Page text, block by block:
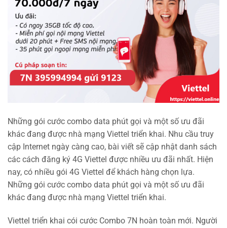
Những gói cước combo data phút gọi và một số ưu đãi
khác đang được nhà mạng Viettel triển khai. Nhu cầu truy
cập Internet ngày càng cao, bài viết sẽ cập nhật danh sách
các cách đăng ký 4G Viettel được nhiều ưu đãi nhất. Hiện
nay, có nhiều gói 4G Viettel để khách hàng chọn lựa.
Những gói cước combo data phút gọi và một số ưu đãi
khác đang được nhà mạng Viettel triển khai.
Viettel triển khai cói cước Combo 7N hoàn toàn mới. Người